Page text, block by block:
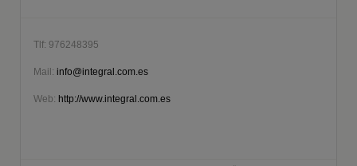
Tlf: 976248395
Mail:info@integral.com.es
Web: http://www.integral.com.es